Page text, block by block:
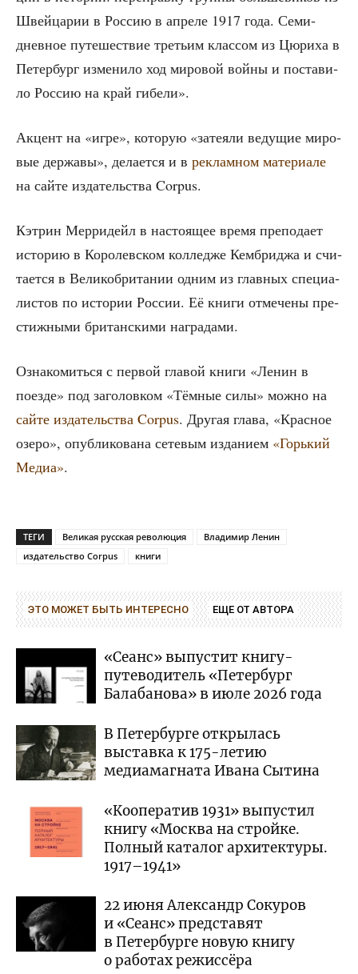
Швей­ца­рии в Рос­сию в апре­ле 1917 года. Семи­
днев­ное путе­ше­ствие тре­тьим клас­сом из Цюри­ха в
Петер­бург изме­ни­ло ход миро­вой вой­ны и поста­ви­
ло Рос­сию на край гибели».
Акцент на «игре», кото­рую «зате­я­ли веду­щие миро­
вые дер­жа­вы», дела­ет­ся и в реклам­ном мате­ри­а­ле
на сай­те изда­тель­ства Corpus.
Кэтрин Мер­ридейл в насто­я­щее вре­мя пре­по­да­ет
исто­рию в Коро­лев­ском кол­ле­дже Кем­бри­джа и счи­
та­ет­ся в Вели­ко­бри­та­нии одним из глав­ных спе­ци­а­
ли­стов по исто­рии Рос­сии. Её кни­ги отме­че­ны пре­
стиж­ны­ми бри­тан­ски­ми наградами.
Озна­ко­мить­ся с пер­вой гла­вой кни­ги «Ленин в
поез­де» под заго­лов­ком «Тём­ные силы» мож­но на
сай­те изда­тель­ства Corpus. Дру­гая гла­ва, «Крас­ное
озе­ро», опуб­ли­ко­ва­на сете­вым изда­ни­ем «Горь­кий
Медиа».
ТЕГИ Великая русская революция
Владимир Ленин
издательство Corpus
книги
ЭТО МОЖЕТ БЫТЬ ИНТЕРЕСНО ЕЩЕ ОТ АВТОРА
«Сеанс» выпустит книгу-
путеводитель «Петербург
Балабанова» в июле 2026 года
В Петербурге открылась
выставка к 175-летию
медиамагната Ивана Сытина
«Кооператив 1931» выпустил
книгу «Москва на стройке.
Полный каталог архитектуры.
1917–1941»
22 июня Александр Сокуров
и «Сеанс» представят
в Петербурге новую книгу
о работах режиссёра